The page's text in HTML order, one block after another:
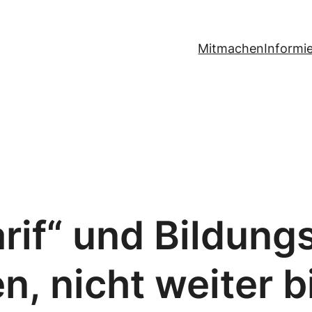
Mitmachen
und
nicht weiter